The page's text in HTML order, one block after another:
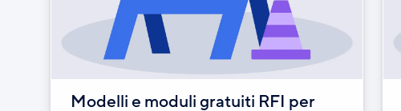
Modelli e moduli gratuiti RFI per